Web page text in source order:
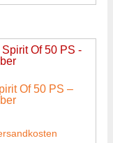
Of 50 PS –